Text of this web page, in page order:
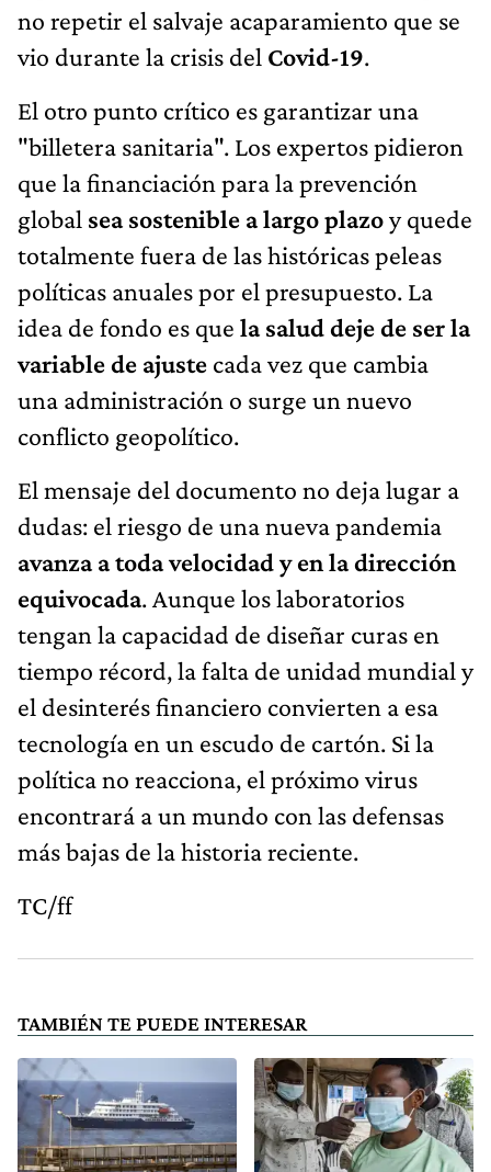
no repetir el salvaje acaparamiento que se
vio durante la crisis del Covid-19.
El otro punto crítico es garantizar una
"billetera sanitaria". Los expertos pidieron
que la financiación para la prevención
global sea sostenible a largo plazoy quede
totalmente fuera de las históricas peleas
políticas anuales por el presupuesto. La
idea de fondo es que la salud deje de ser la
variable de ajuste cada vez que cambia
una administración o surge un nuevo
conflicto geopolítico.
El mensaje del documento no deja lugar a
dudas: el riesgo de una nueva pandemia
avanza a toda velocidad y en la dirección
equivocada. Aunque los laboratorios
tengan la capacidad de diseñar curas en
tiempo récord, la falta de unidad mundial y
el desinterés financiero convierten a esa
tecnología en un escudo de cartón. Si la
política no reacciona, el próximo virus
encontrará a un mundo con las defensas
más bajas de la historia reciente.
TC/ff
TAMBIÉN TE PUEDE INTERESAR